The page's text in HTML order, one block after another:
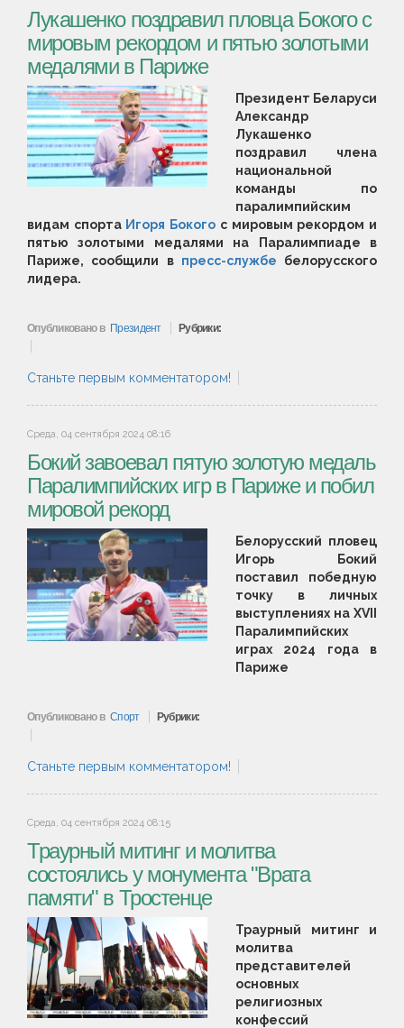
Лукашенко поздравил пловца Бокого с
мировым рекордом и пятью золотыми
медалями в Париже
Президент Беларуси
Александр
Лукашенко
поздравил члена
национальной
команды по
паралимпийским
видам спорта Игоря Бокого с мировым рекордом и
пятью золотыми медалями на Паралимпиаде в
Париже, сообщили в пресс-службе белорусского
лидера.
Опубликовано в Президент Рубрики:
Станьте первым комментатором!
Среда, 04 сентября 2024 08:16
Бокий завоевал пятую золотую медаль
Паралимпийских игр в Париже и побил
мировой рекорд
Белорусский пловец
Игорь Бокий
поставил победную
точку в личных
выступлениях на XVII
Паралимпийских
играх 2024 года в
Париже
Опубликовано в Спорт Рубрики:
Станьте первым комментатором!
Среда, 04 сентября 2024 08:15
Траурный митинг и молитва
состоялись у монумента "Врата
памяти" в Тростенце
Траурный митинг и
молитва
представителей
основных
религиозных
конфессий